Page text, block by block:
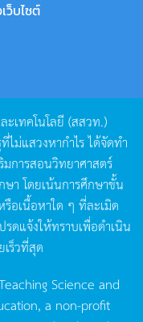
ว็บไซต์
เทคโนโลยี (สสวท.)
ไม่แสวงหากำไรได้จัดทำ
มการสอนวิทยาศาสตร์
ษา โดยเน้นการศึกษาขั้น
อเนื้อหาใด ๆ ที่ละเมิด
รดแจ้งให้ทราบเพื่อดำเนิน
ร็วที่สุด
Science and
a non-profit